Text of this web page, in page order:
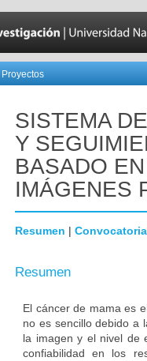
Proyectos
SISTEMA
Y
BASADO
IMÁGENES
Resumen | Convocatoria
Resumen
El cáncer de mama es
no es sencillo debido a
la imagen y el nivel de
confiabilidad en los